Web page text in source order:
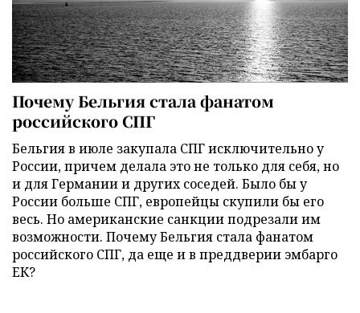
Почему Бельгия стала фанатом
российского СПГ
Бельгия в июле закупала СПГ исключительно у
России, причем делала это не только для себя, но
и для Германии и других соседей. Было бы у
России больше СПГ, европейцы скупили бы его
весь. Но американские санкции подрезали им
возможности. Почему Бельгия стала фанатом
российского СПГ, да еще и в преддверии эмбарго
ЕК?